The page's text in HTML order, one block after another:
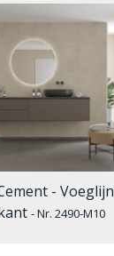
- Voeglijn
- Nr. 2490-M10